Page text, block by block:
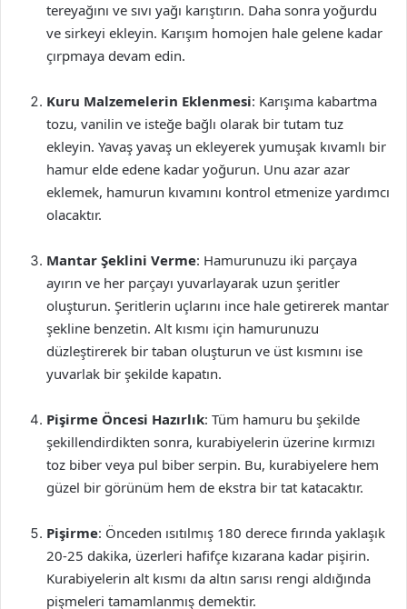
tereyağını ve sıvı yağı karıştırın. Daha sonra yoğurdu
ve sirkeyi ekleyin. Karışım homojen hale gelene kadar
çırpmaya devam edin.
Kuru Malzemelerin Eklenmesi: Karışıma kabartma
tozu, vanilin ve isteğe bağlı olarak bir tutam tuz
ekleyin. Yavaş yavaş un ekleyerek yumuşak kıvamlı bir
hamur elde edene kadar yoğurun. Unu azar azar
eklemek, hamurun kıvamını kontrol etmenize yardımcı
olacaktır.
Mantar Şeklini Verme: Hamurunuzu iki parçaya
ayırın ve her parçayı yuvarlayarak uzun şeritler
oluşturun. Şeritlerin uçlarını ince hale getirerek mantar
şekline benzetin. Alt kısmı için hamurunuzu
düzleştirerek bir taban oluşturun ve üst kısmını ise
yuvarlak bir şekilde kapatın.
Pişirme Öncesi Hazırlık: Tüm hamuru bu şekilde
şekillendirdikten sonra, kurabiyelerin üzerine kırmızı
toz biber veya pul biber serpin. Bu, kurabiyelere hem
güzel bir görünüm hem de ekstra bir tat katacaktır.
Pişirme: Önceden ısıtılmış 180 derece fırında yaklaşık
20-25 dakika, üzerleri hafifçe kızarana kadar pişirin.
Kurabiyelerin alt kısmı da altın sarısı rengi aldığında
pişmeleri tamamlanmış demektir.